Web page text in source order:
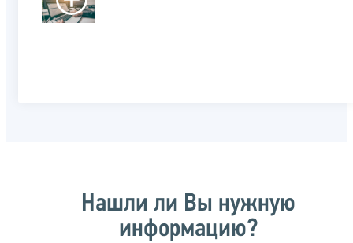
Нашли ли Вы нужную
информацию?